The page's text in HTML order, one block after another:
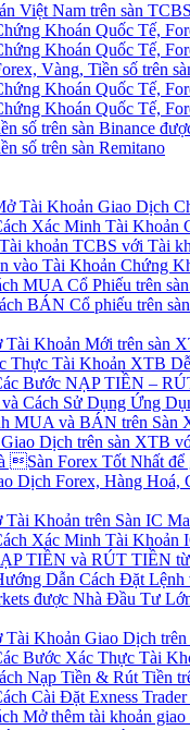
Việt Nam trên sàn TCBS
Khoán Quốc Tế,
Khoán Quốc Tế,
Vàng, Tiền số trên
Khoán Quốc Tế,
Khoán Quốc Tế,
số trên sàn Binance
số trên sàn Remitano
Tài Khoản Giao Dịch
Xác Minh Tài Khoản
khoản TCBS với Tài
vào Tài Khoản Chứng
MUA Cổ Phiếu trên
BÁN Cổ phiếu trên
Tài Khoản Mới trên sàn
Thực Tài Khoản XTB
Bước NẠP TIỀN –
Cách Sử Dụng Ứng
MUA và BÁN trên Sàn
Dịch trên sàn XTB
Sàn Forex Tốt Nhất để
Dịch Forex, Hàng
Khoản trên Sàn IC
Xác Minh Tài Khoản
TIỀN và RÚT TIỀN từ
Dẫn Cách Đặt Lệnh
được Nhà Đầu Tư
Khoản Giao Dịch trên
Bước Xác Thực Tài
Nạp Tiền & Rút Tiền
Cài Đặt Exness
Mở thêm tài khoản giao